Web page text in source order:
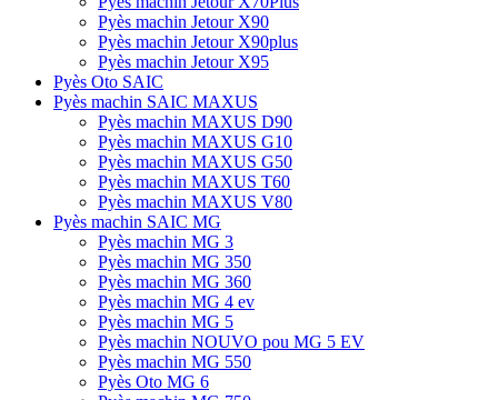
Pyès machin Jetour X90
Pyès machin Jetour X90plus
Pyès machin Jetour X95
Pyès Oto SAIC
Pyès machin SAIC MAXUS
Pyès machin MAXUS D90
Pyès machin MAXUS G10
Pyès machin MAXUS G50
Pyès machin MAXUS T60
Pyès machin MAXUS V80
Pyès machin SAIC MG
Pyès machin MG 3
Pyès machin MG 350
Pyès machin MG 360
Pyès machin MG 4 ev
Pyès machin MG 5
Pyès machin NOUVO pou MG 5 EV
Pyès machin MG 550
Pyès Oto MG 6